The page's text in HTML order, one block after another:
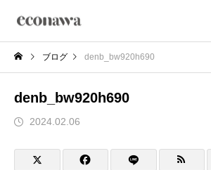
ブログ denb_bw920h690
denb_bw920h690
2024.02.06